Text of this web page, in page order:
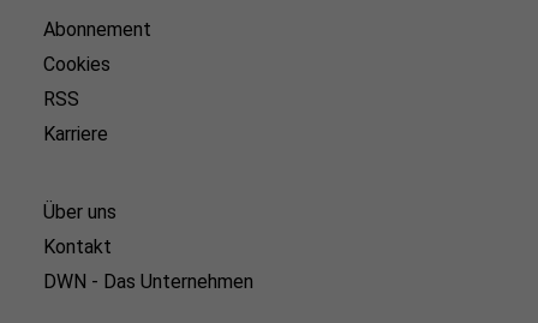
Abonnement
Cookies
RSS
Karriere
Über uns
Kontakt
DWN - Das Unternehmen